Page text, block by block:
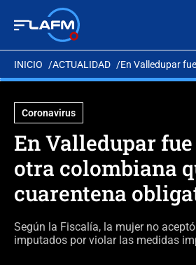
INICIO ACTUALIDAD En Valledupar
Coronavirus
En Valledupar
otra colombiana
cuarentena
Según la Fiscalía, la mujer no
imputados por violar las medidas